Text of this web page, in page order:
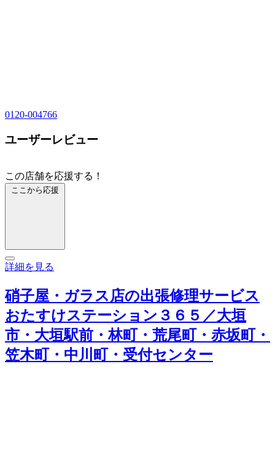
0120-004766
ユーザーレビュー
この店舗を応援する！
ここから応援
詳細を見る
硝子屋・ガラス店の出張修理サービス
おたすけステーション３６５／大垣
市・大垣駅前・林町・荒尾町・赤坂町・
笠木町・中川町・受付センター